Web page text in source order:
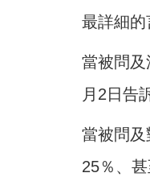
最詳細的
當被問
月2日告
當被問及
25％、